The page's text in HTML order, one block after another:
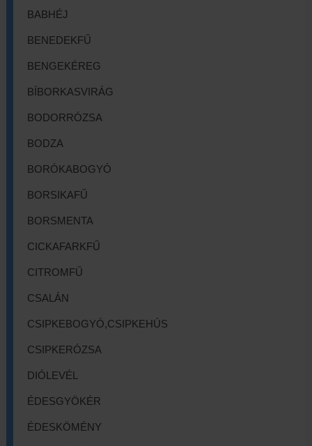
BABHÉJ
BENEDEKFŰ
BENGEKÉREG
BÍBORKASVIRÁG
BODORRÓZSA
BODZA
BORÓKABOGYÓ
BORSIKAFŰ
BORSMENTA
CICKAFARKFŰ
CITROMFŰ
CSALÁN
CSIPKEBOGYÓ,CSIPKEHÚS
CSIPKERÓZSA
DIÓLEVÉL
ÉDESGYÖKÉR
ÉDESKÖMÉNY